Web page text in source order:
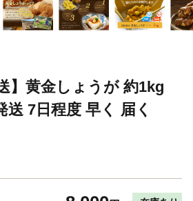
】黄金しょうが 約1kg
7日程度 早く 届く